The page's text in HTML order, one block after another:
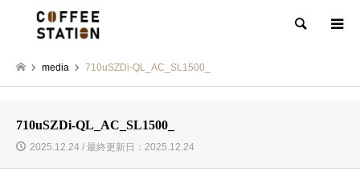
検索
media 710uSZDi-QL_AC_SL1500_
710uSZDi-QL_AC_SL1500_
2025.12.24 / 最終更新日：2025.12.24